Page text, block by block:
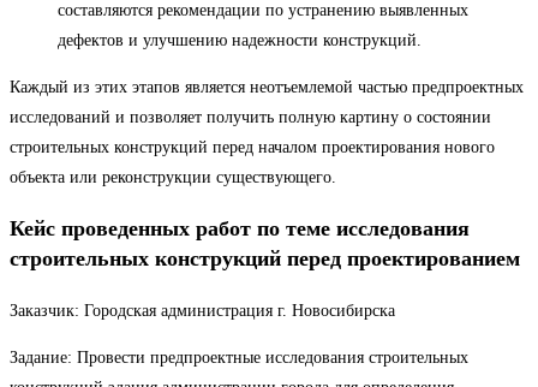
составляются рекомендации по устранению выявленных
дефектов и улучшению надежности конструкций.
Каждый из этих этапов является неотъемлемой частью предпроектных
исследований и позволяет получить полную картину о состоянии
строительных конструкций перед началом проектирования нового
объекта или реконструкции существующего.
Кейс проведенных работ по теме исследования
строительных конструкций перед проектированием
Заказчик: Городская администрация г. Новосибирска
Задание: Провести предпроектные исследования строительных